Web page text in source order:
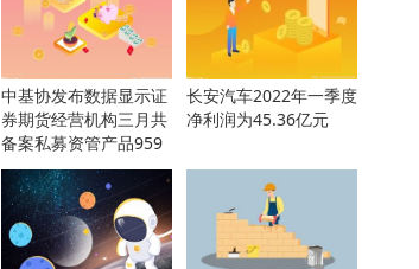
中基协发布数据显示证
券期货经营机构三月共
备案私募资管产品959
只
长安汽车2022年一季度
净利润为45.36亿元